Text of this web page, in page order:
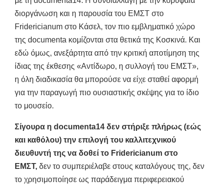
διοργάνωση και η παρουσία του ΕΜΣΤ στο
Fridericianum στο Κάσελ, τον πιο εμβληματικό χώρο
της documenta κομίζονται στα θετικά της Κοσκινά. Και
εδώ όμως, ανεξάρτητα από την κριτική αποτίμηση της
ίδιας της έκθεσης «Αντίδωρο, η συλλογή του ΕΜΣΤ»,
η όλη διαδικασία θα μπορούσε να είχε σταθεί αφορμή
για την παραγωγή πιο ουσιαστικής σκέψης για το ίδιο
το μουσείο.
Σίγουρα η documenta14 δεν στήριξε πλήρως (εώς
και καθόλου) την επιλογή του καλλιτεχνικού
διευθυντή της να δοθεί το Fridericianum στο
ΕΜΣΤ, δεν το συμπεριέλαβε στους καταλόγους της, δεν
το χρησιμοποίησε ως παράδειγμα περιφερειακού